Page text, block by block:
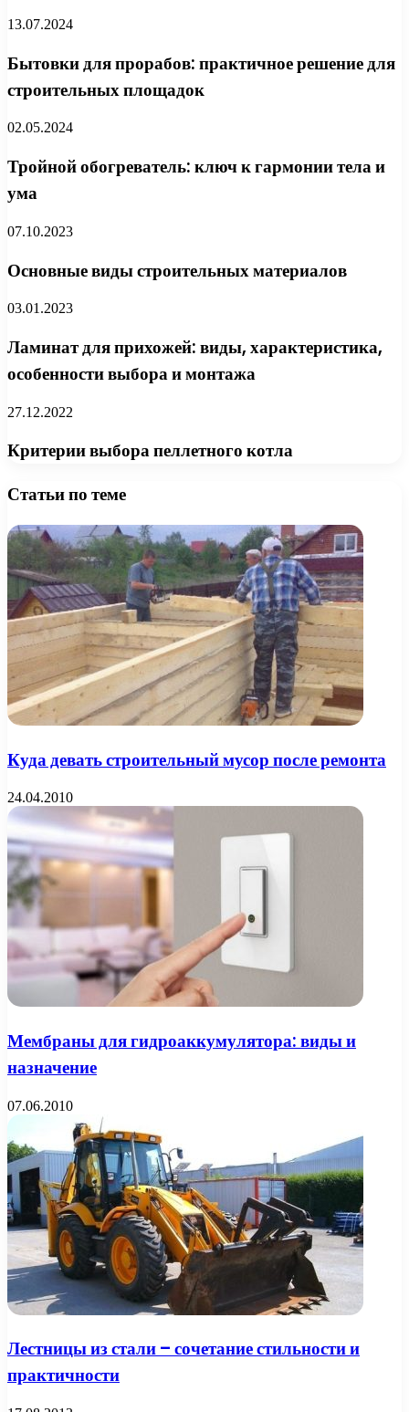
13.07.2024
Бытовки для прорабов: практичное решение для
строительных площадок
02.05.2024
Тройной обогреватель: ключ к гармонии тела и
ума
07.10.2023
Основные виды строительных материалов
03.01.2023
Ламинат для прихожей: виды, характеристика,
особенности выбора и монтажа
27.12.2022
Критерии выбора пеллетного котла
Статьи по теме
Куда девать строительный мусор после ремонта
24.04.2010
Мембраны для гидроаккумулятора: виды и
назначение
07.06.2010
Лестницы из стали – сочетание стильности и
практичности